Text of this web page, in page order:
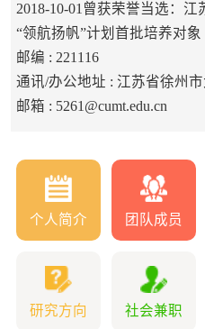
2018-10-01曾获荣誉当选：
“领航扬帆”计划首批培养对象
邮编 : 221116
通讯/办公地址 : 江苏省徐州
邮箱 : 5261@cumt.edu.cn
个人简介 团队成员
研究方向 社会兼职